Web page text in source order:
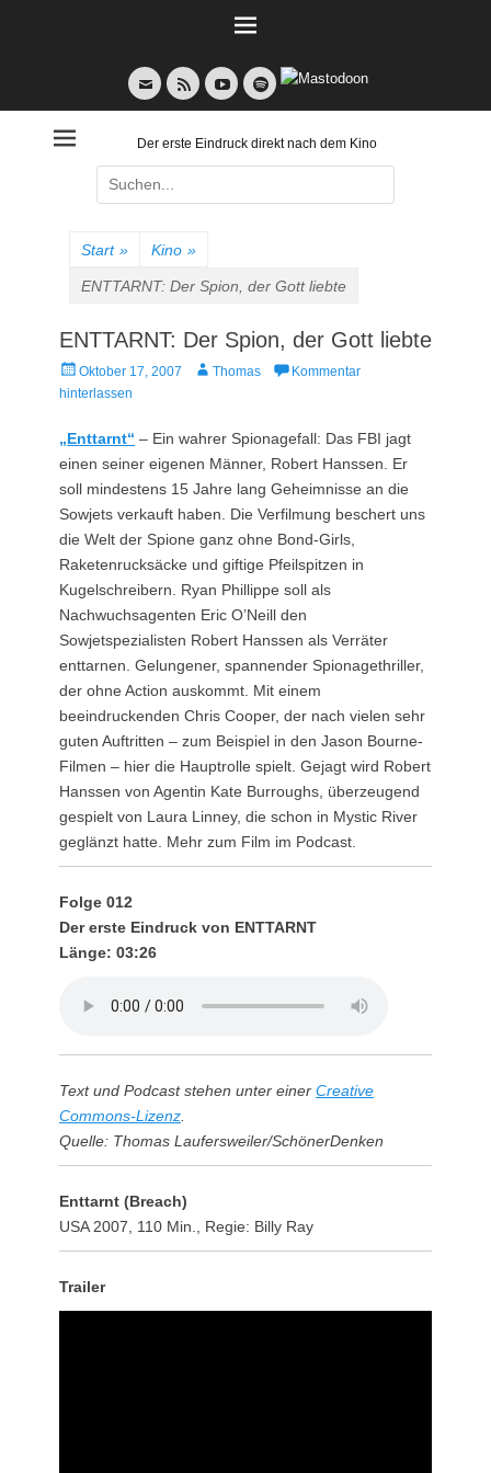
E-
Feed YouTubeSpotify
Der erste Eindruck direkt nach dem Kino
Suche
nach:
Start » Kino »
ENTTARNT: Der Spion, der Gott liebte
ENTTARNT: Der Spion, der Gott liebte
Veröffentlicht
am
Oktober 17, 2007 AutorThomas
Kommentar
hinterlassen
„Enttarnt“ – Ein wahrer Spionagefall: Das FBI jagt
einen seiner eigenen Männer, Robert Hanssen. Er
soll mindestens 15 Jahre lang Geheimnisse an die
Sowjets verkauft haben. Die Verfilmung beschert uns
die Welt der Spione ganz ohne Bond-Girls,
Raketenrucksäcke und giftige Pfeilspitzen in
Kugelschreibern. Ryan Phillippe soll als
Nachwuchsagenten Eric O’Neill den
Sowjetspezialisten Robert Hanssen als Verräter
enttarnen. Gelungener, spannender Spionagethriller,
der ohne Action auskommt. Mit einem
beeindruckenden Chris Cooper, der nach vielen sehr
guten Auftritten – zum Beispiel in den Jason Bourne-
Filmen – hier die Hauptrolle spielt. Gejagt wird Robert
Hanssen von Agentin Kate Burroughs, überzeugend
gespielt von Laura Linney, die schon in Mystic River
geglänzt hatte. Mehr zum Film im Podcast.
Folge 012
Der erste Eindruck von ENTTARNT
Länge: 03:26
Text und Podcast stehen unter einer Creative
Commons-Lizenz
Quelle: Thomas Laufersweiler/SchönerDenken
Enttarnt (Breach)
USA 2007, 110 Min., Regie: Billy Ray
Trailer